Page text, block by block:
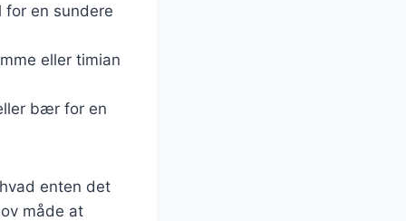
for en sundere
eller timian
bær for en
enten det
måde at